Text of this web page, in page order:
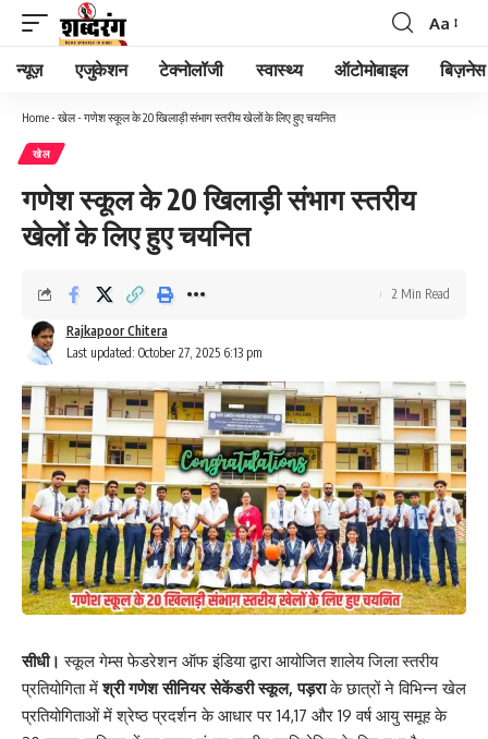
Aa
न्यूज़ एजुकेशन टेक्नोलॉजी स्वास्थ्य ऑटोमोबाइल बिज़नेस
Home- खेल- गणेश स्कूल के 20 खिलाड़ी संभाग स्तरीय खेलों के लिए हुए चयनित
खेल
गणेश स्कूल के 20 खिलाड़ी संभाग स्तरीय
खेलों के लिए हुए चयनित
Last updated: October 27, 2025 6:13 pm
Rajkapoor Chitera
2 Min Read
सीधी। स्कूल गेम्स फेडरेशन ऑफ इंडियाद्वारा आयोजित शालेय जिला स्तरीय
प्रतियोगिता मेंश्री गणेश सीनियर सेकेंडरी स्कूल, पड़राके छात्रों ने विभिन्न खेल
प्रतियोगिताओं में श्रेष्ठ प्रदर्शन के आधार पर 14,17 और 19 वर्ष आयु समूह के